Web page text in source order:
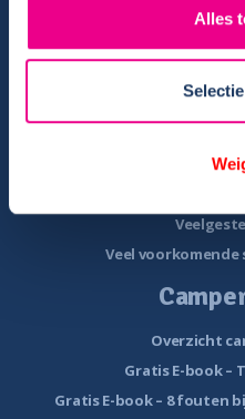
Alles
Algemene
Ervaringen
Veel
Overzicht
Gratis E-book –
Gratis E-book – 8 fouten